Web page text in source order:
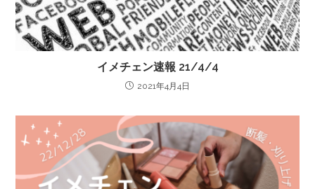
イメチェン速報 21/4/4
2021年4月4日